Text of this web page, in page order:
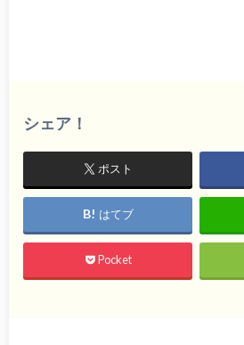
シェア！
ポスト
はてブ
Pocket